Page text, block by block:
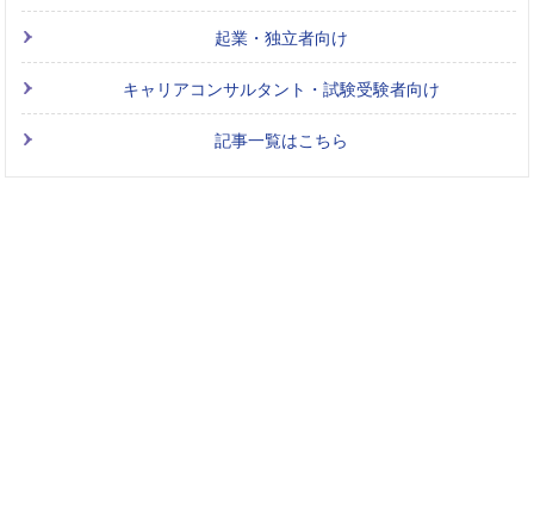
起業・独立者向け
キャリアコンサルタント・試験受験者向け
記事一覧はこちら